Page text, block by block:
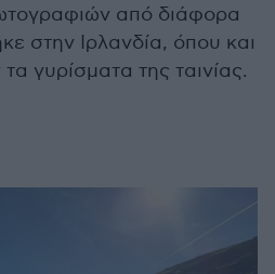
από διάφορα
στην Ιρλανδία, όπου και
γυρίσματα της ταινίας.